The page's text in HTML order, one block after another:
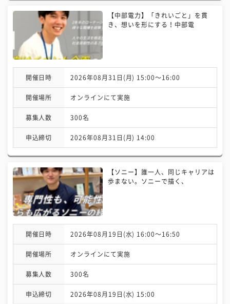
【中部電力】「きれいごと」を貫
き、想いを形にする！中部電
開催日時 2026年08月31日(月) 15:00〜16:00
開催場所 オンラインにて実施
募集人数 300名
申込締切 2026年08月31日(月) 14:00
【ソニー】誰一人、同じキャリアは
歩まない。ソニーで描く、
開催日時 2026年08月19日(水) 16:00〜16:50
開催場所 オンラインにて実施
募集人数 300名
申込締切 2026年08月19日(水) 15:00